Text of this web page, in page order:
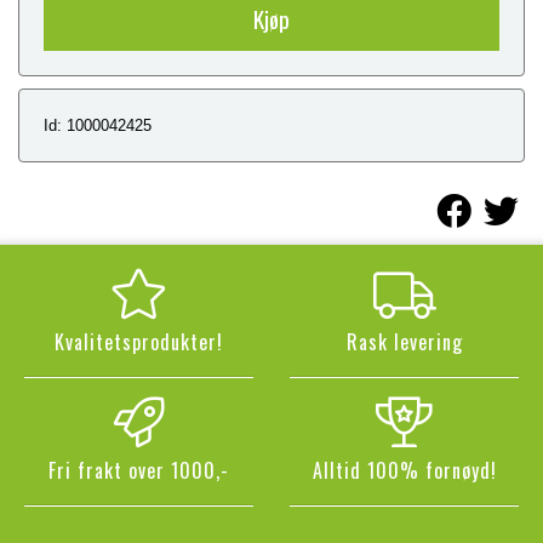
Kjøp
Id: 1000042425
Kvalitetsprodukter! Rask levering
Fri frakt over 1000,- Alltid 100% fornøyd!